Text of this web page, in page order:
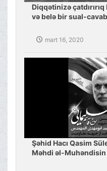
Diqqətinizə
və belə bir sual-
mart 16, 2020
Şəhid Hacı Qasim
Məhdi əl-Muhəndisin